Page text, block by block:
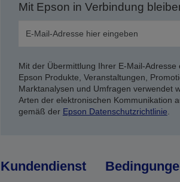
Mit Epson in Verbindung
Mit der Übermittlung Ihrer E-Mail-
Epson Produkte, Veranstaltungen,
Marktanalysen und Umfragen verwendet
Arten der elektronischen Kommunikation
gemäß der Epson Datenschutzrichtlinie.
Kundendienst